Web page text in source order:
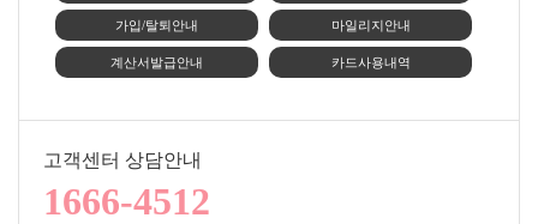
가입/탈퇴안내 마일리지안내
계산서발급안내 카드사용내역
고객센터 상담안내
1666-4512